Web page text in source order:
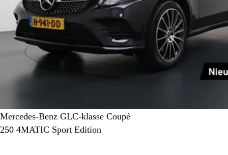
Mercedes-Benz GLC-klasse Coupé
250 4MATIC Sport Edition